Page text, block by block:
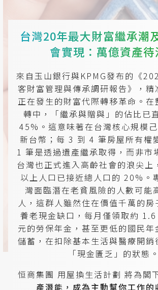
台灣20年最大財富繼承潮
會實現 ：萬億資產
來自玉山銀行與KPMG發布的《
客財富管理與傳承調研報告》，精
正在發生的財富代際轉移革命。在
轉中，「繼承與贈與」的佔比已
45%。這意味著在台灣核心規模
新台幣；每 3 到 4 筆房屋所有權
1 筆是透過遺產繼承取得，而非市
台灣也正式進入高齡社會的浪尖
以上人口已接近總人口的 20%。
灣面臨潛在老貧風險的人數可能
人，這群人雖然住在價值千萬的
養老現金缺口，每月僅領取約
元的勞保年金，甚至更低的國民年
儲蓄，在扣除基本生活與醫療開銷
「現金匱乏」的狀態。
恒商集團 用屋換生活計劃 將為閣
產潛能，成為主動幫你工作的